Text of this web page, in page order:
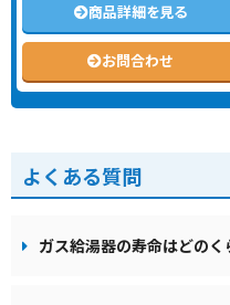
商品詳細を見る
お問合わせ
よくある質問
ガス給湯器の寿命はどのく